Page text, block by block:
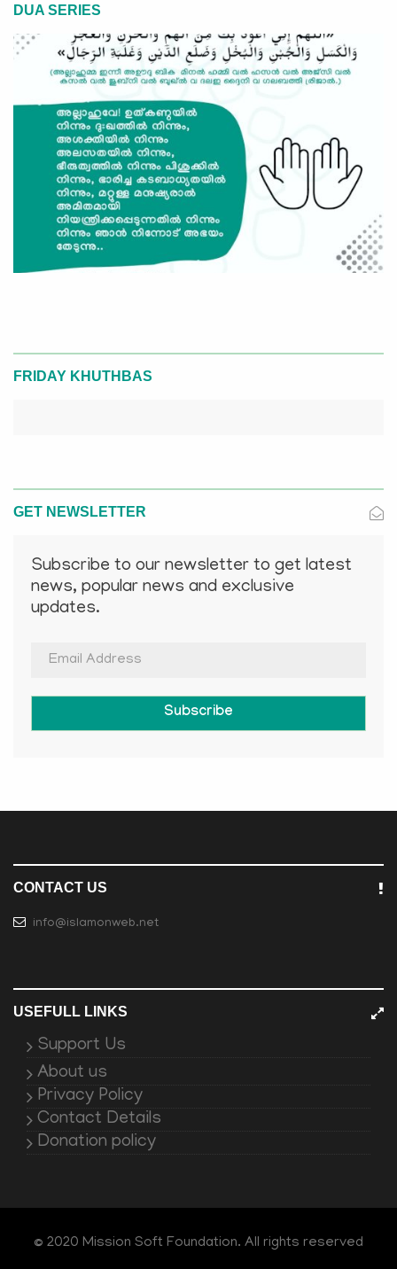
DUA SERIES
FRIDAY KHUTHBAS
GET NEWSLETTER
Subscribe to our newsletter to get latest
news, popular news and exclusive
updates.
Subscribe
CONTACT US
info@islamonweb.net
USEFULL LINKS
Support Us
About us
Privacy Policy
Contact Details
Donation policy
© 2020 Mission Soft Foundation. All rights reserved